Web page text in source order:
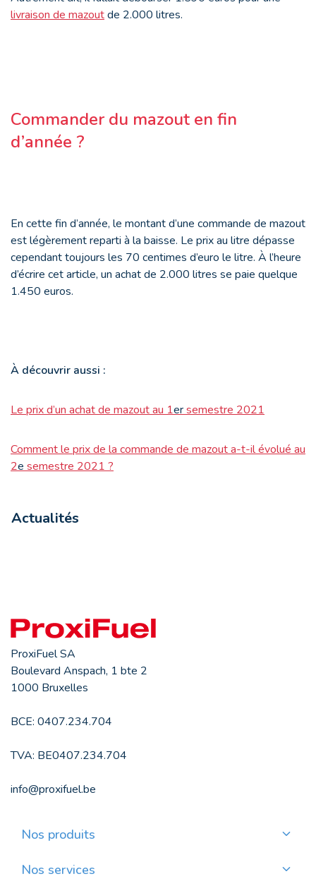
livraison de mazoutde 2.000 litres.
Commander du mazout en fin
d’année ?
En cette fin d’année, le montant d’une commande de mazout
est légèrement reparti à la baisse. Le prix au litre dépasse
cependant toujours les 70 centimes d’euro le litre. À l’heure
d’écrire cet article, un achat de 2.000 litres se paie quelque
1.450 euros.
À découvrir aussi :
Le prix d’un achat de mazout au 1ersemestre 2021
Comment le prix de la commande de mazout a-t-il évolué au
2e semestre 2021 ?
Actualités
ProxiFuel SA
Boulevard Anspach, 1 bte 2
1000 Bruxelles
BCE: 0407.234.704
TVA: BE0407.234.704
info@proxifuel.be
Nos produits
Commander des pellets de qualité
Nos services